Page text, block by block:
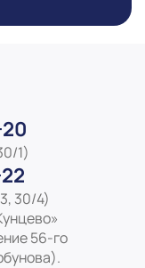
1)
30/4)
56-го